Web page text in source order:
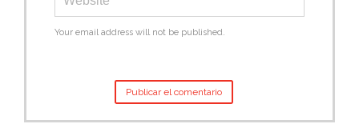
Your email address will not be published.